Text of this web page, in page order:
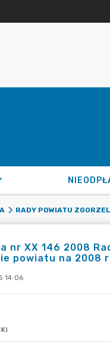
RADY POWIATU
nr XX 146 2008
powiatu na 2008
14:06